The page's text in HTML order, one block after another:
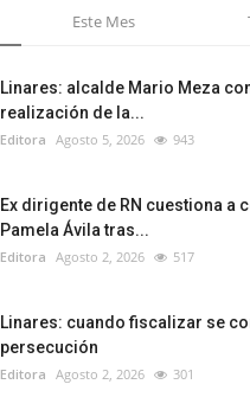
Este Mes
Linares: alcalde Mario Meza
realización de la...
Editora Agosto 5, 2026 943
Ex dirigente de RN cuestiona a
Pamela Ávila tras...
Editora Agosto 2, 2026 517
Linares: cuando fiscalizar se
persecución
Editora Agosto 2, 2026 301